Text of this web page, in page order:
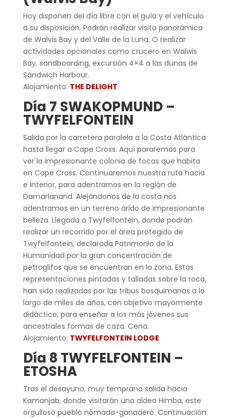
Hoy disponen del día libre con el guía y el vehículo
a su disposición. Podrán realizar visita panorámica
de Walvis Bay y del Valle de la Luna. O realizar
actividades opcionales como crucero en Walwis
Bay, sandboarding, excursión 4×4 a las dunas de
Sándwich Harbour.
Alojamiento: THE DELIGHT
Día 7 SWAKOPMUND –
TWYFELFONTEIN
Salida por la carretera paralela a la Costa Atlántica
hasta llegar a Cape Cross. Aquí pararemos para
ver la impresionante colonia de focas que habita
en Cape Cross. Continuaremos nuestra ruta hacia
e interior, para adentrarnos en la región de
Damarlanand. Alejándonos de la costa nos
adentramos en un terreno árido de impresionante
belleza. Llegada a Twyfelfontein, donde podrán
realizar un recorrido por el área protegido de
Twyfelfontein, declarada Patrimonio de la
Humanidad por la gran concentración de
petroglifos que se encuentran en la zona. Estas
representaciones pintadas y talladas sobre la roca,
han sido realizadas por las tribus bosquimanas a lo
largo de miles de años, con objetivo mayormente
didáctico, para enseñar a los más jóvenes sus
ancestrales formas de caza. Cena.
Alojamiento: TWYFELFONTEIN LODGE
Día 8 TWYFELFONTEIN –
ETOSHA
Tras el desayuno, muy temprano salida hacia
Kamanjab, donde visitarán una aldea Himba, este
orgulloso pueblo nómada-ganadero. Continuación